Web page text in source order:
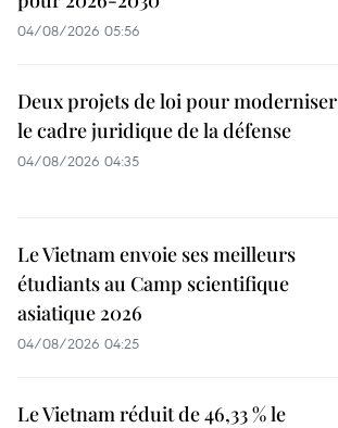
04/08/2026 05:56
Deux projets de loi pour moderniser
le cadre juridique de la défense
04/08/2026 04:35
Le Vietnam envoie ses meilleurs
étudiants au Camp scientifique
asiatique 2026
04/08/2026 04:25
Le Vietnam réduit de 46,33 % le